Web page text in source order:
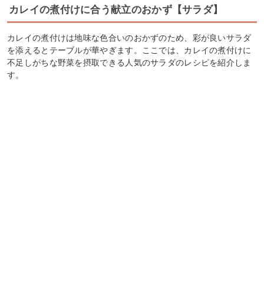
カレイの煮付けに合う献立のおかず【サラダ】
カレイの煮付けは地味な色合いのおかずのため、彩が良いサラダ
を添えるとテーブルが華やぎます。ここでは、カレイの煮付けに
不足しがちな野菜を摂取できる人気のサラダのレシピを紹介しま
す。